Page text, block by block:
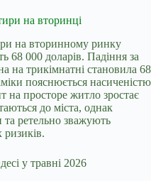
на вторинці
на вторинному ринку
68 000 доларів. Падіння за
на трикімнатні становила 68
пояснюється насиченістю
на просторе житло зростає
до міста, однак
ретельно зважують
ризиків.